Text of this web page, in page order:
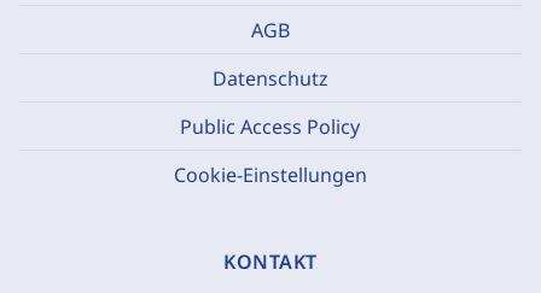
AGB
Datenschutz
Public Access Policy
Cookie-Einstellungen
KONTAKT